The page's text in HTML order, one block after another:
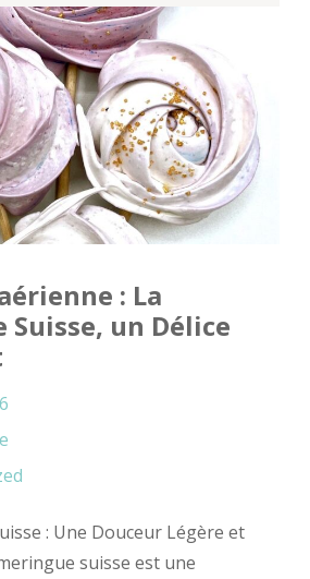
: La
Suisse, un Délice
: Une Douceur Légère et
suisse est une